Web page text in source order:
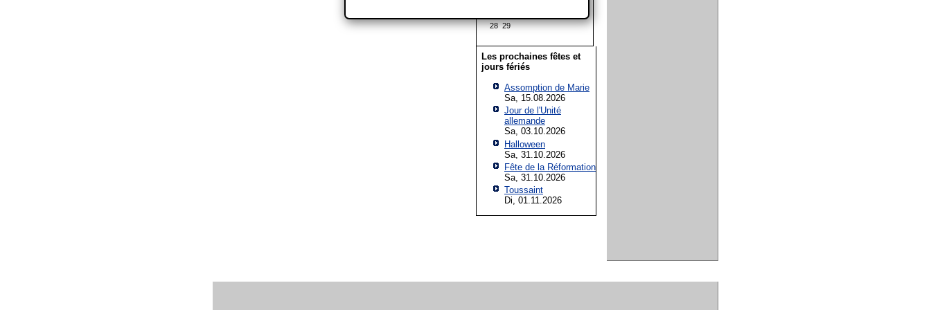
28 29
Les prochaines fêtes et
jours fériés
Assomption de Marie
Sa, 15.08.2026
Jour de l'Unité
allemande
Sa, 03.10.2026
Halloween
Sa, 31.10.2026
Fête de la Réformation
Sa, 31.10.2026
Toussaint
Di, 01.11.2026